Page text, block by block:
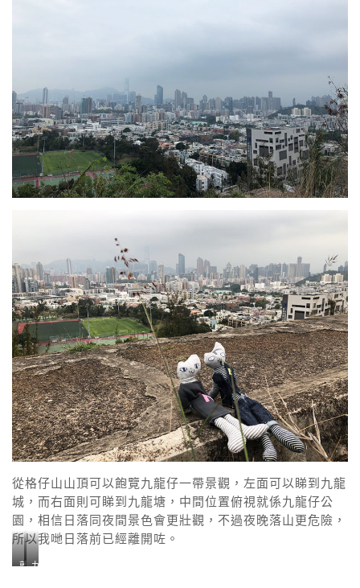
從格仔山山頂可以飽覽九龍仔一帶景觀，左面可以睇到九龍
城，而右面則可睇到九龍塘，中間位置俯視就係九龍仔公
園，相信日落同夜間景色會更壯觀，不過夜晚落山更危險，
所以我哋日落前已經離開咗。
離九